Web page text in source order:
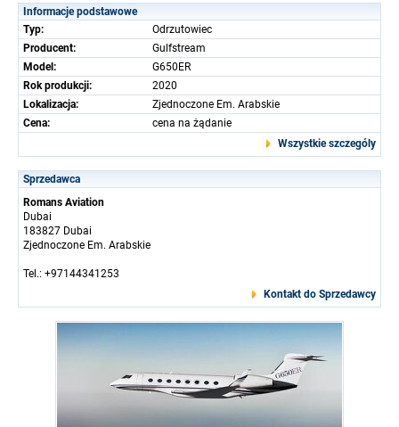
Informacje podstawowe
Typ:
Odrzutowiec
Producent:
Gulfstream
Model:
G650ER
Rok produkcji:
2020
Lokalizacja:
Zjednoczone Em. Arabskie
Cena:
cena na żądanie
Wszystkie szczególy
Sprzedawca
Romans Aviation
Dubai
183827 Dubai
Zjednoczone Em. Arabskie
Tel.: +97144341253
Kontakt do Sprzedawcy